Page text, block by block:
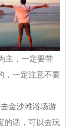
主，一定要带
，一定注意不要
金沙滩浴场游
的话，可以去玩